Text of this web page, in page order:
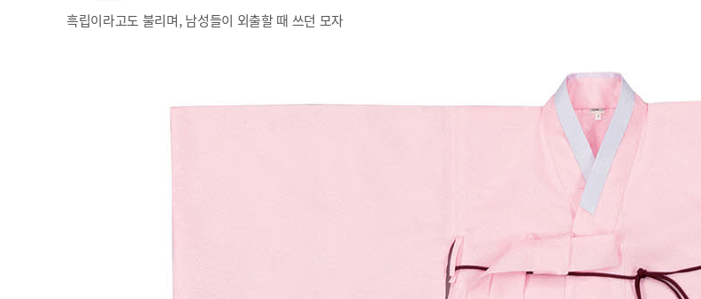
흑립이라고도 불리며, 남성들이 외출할 때 쓰던 모자